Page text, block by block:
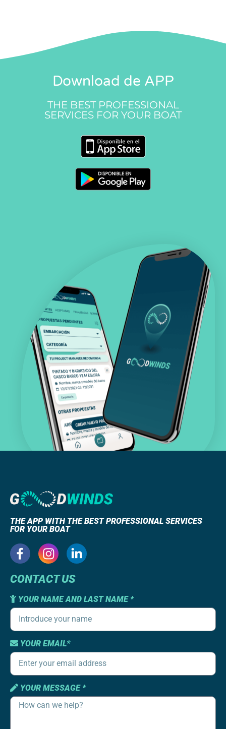
Download de APP
THE BEST PROFESSIONAL
SERVICES FOR YOUR BOAT
THE APP WITH THE BEST PROFESSIONAL SERVICES
FOR YOUR BOAT
CONTACT US
YOUR NAME AND LAST NAME *
YOUR EMAIL*
YOUR MESSAGE *